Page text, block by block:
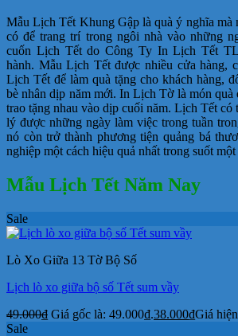
Mẫu Lịch Tết Khung Gập là quà ý nghĩa mà
có để trang trí trong ngôi nhà vào những
cuốn Lịch Tết do Công Ty In Lịch Tết
hành. Mẫu Lịch Tết được nhiều cửa hàng,
Lịch Tết để làm quà tặng cho khách hàng,
bè nhân dịp năm mới. In Lịch Tờ là món
trao tặng nhau vào dịp cuối năm. Lịch Tết có
lý được những ngày làm việc trong tuần
nó còn trở thành phương tiện quảng bá
nghiệp một cách hiệu quả nhất trong suốt một
Mẫu Lịch Tết Năm Nay
Sale
Lò Xo Giữa 13 Tờ Bộ Số
Lịch lò xo giữa bộ số Tết sum vầy
49.000₫ Giá gốc là: 49.000₫.38.000₫Giá
Sale